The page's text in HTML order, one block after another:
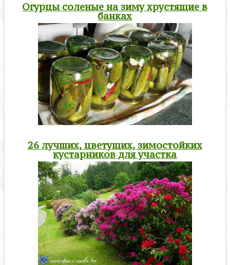
Огурцы соленые на зиму хрустящие в
банках
26 лучших, цветущих, зимостойких
кустарников для участка